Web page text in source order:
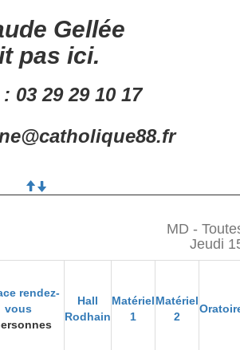
Gellée
pas ici.
03 29 29 10 17
rendez-
vous
Hall
Rodhain
Matériel
1
Matériel
2
MD -
Jeudi